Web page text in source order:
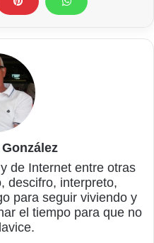
de Internet entre otras
descifro, interpreto,
para seguir viviendo y
el tiempo para que no